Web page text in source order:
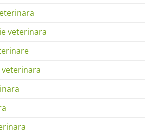
veterinara